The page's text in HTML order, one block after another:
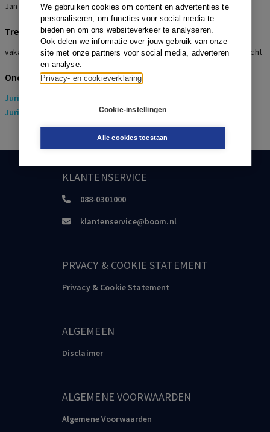
We gebruiken cookies om content en advertenties te
personaliseren, om functies voor social media te
bieden en om ons websiteverkeer te analyseren.
Ook delen we informatie over jouw gebruik van onze
site met onze partners voor social media, adverteren
en analyse.
Privacy- en cookieverklaring
Cookie-instellingen
Alle cookies toestaan
Jan-Pieter Vos
Trefwoorden
vakantieverlof, bovenwettelijke dagen, zieke werknemer, overdracht
Onderwerpen
Juridisch
Juridisch
> Sociaal Zekerheidsrecht
KLANTENSERVICE
088-0301000
klantenservice@boom.nl
PRVACY & COOKIE STATEMENT
Privacy & Cookie Statement
ALGEMEEN
Disclaimer
ALGEMENE VOORWAARDEN
Algemene Voorwaarden